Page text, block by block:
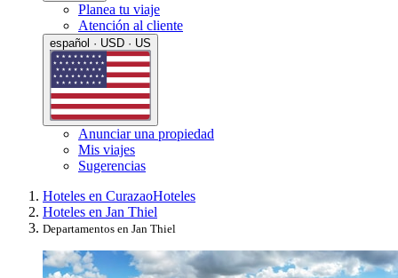
Planea tu viaje
Atención al cliente
español · USD · US
Anunciar una propiedad
Mis viajes
Sugerencias
Hoteles en CurazaoHoteles
Hoteles en Jan Thiel
Departamentos en Jan Thiel